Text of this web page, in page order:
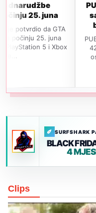
PUBG Ažuriranje 42.1:
saigračica, brži Rondo,
buff i velike promjene
PUBG: BATTLEGROUNDS
42.1 donosi jedno od
osvježenja u posljednje
SURFSHARK
BLACK
4
Clips